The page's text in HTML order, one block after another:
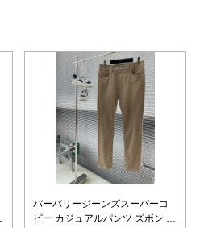
バーバリージーンズスーパーコ
ピー カジュアルパンツ ズボン デ